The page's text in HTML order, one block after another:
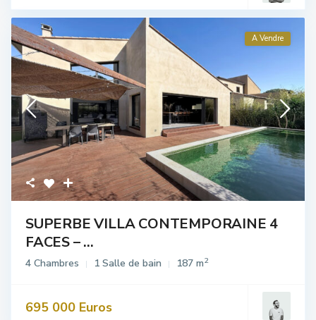
A Vendre
SUPERBE VILLA CONTEMPORAINE 4
FACES – ...
4 Chambres 1 Salle de bain 187 m2
695 000 Euros